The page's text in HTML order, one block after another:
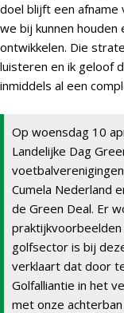
doel blijft een afname
we bij kunnen
ontwikkelen. Die
luisteren en ik geloof
inmiddels al een
Op woensdag 10
Landelijke Dag
Cumela Nederland
de Green Deal. Er
golfsector is bij
verklaart dat door
Golfalliantie in het
met onze